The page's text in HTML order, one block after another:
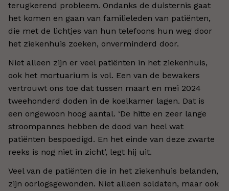
terugkerend probleem. Ondanks de duisternis gaat
het komen en gaan van familieleden van patiënten,
die met de lichtjes van hun telefoons hun weg door
het ziekenhuis zoeken, onverminderd door.
Niet alleen zijn er veel patiënten in het ziekenhuis,
ook het mortuarium is vol. Een van de bewakers
vertrouwt ons toe dat tussen maart en mei 2024
tweehonderd doden in de koelkamer lagen. Dat is
een ongewoon hoog aantal. ‘De hitte en zeer lange
stroompannes hebben de dood van heel wat
patiënten bespoedigd. En het einde van deze zwarte
reeks is nog niet in zicht’, legt hij uit.
Veel van de patiënten die in het ziekenhuis belanden,
zijn oorlogsgewonden. Niet alleen soldaten, maar ook